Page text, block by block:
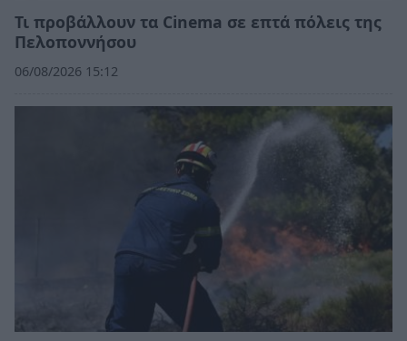
Τι προβάλλουν τα Cinema σε επτά πόλεις της
Πελοποννήσου
06/08/2026 15:12